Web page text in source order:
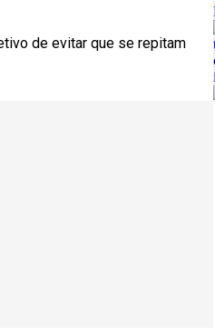
de evitar que se repitam